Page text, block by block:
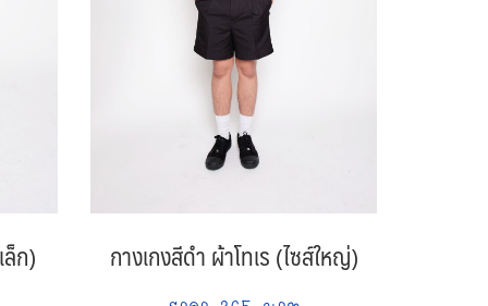
ล็ก)
กางเกงสีดำ ผ้าโทเร (ไซส์ใหญ่)